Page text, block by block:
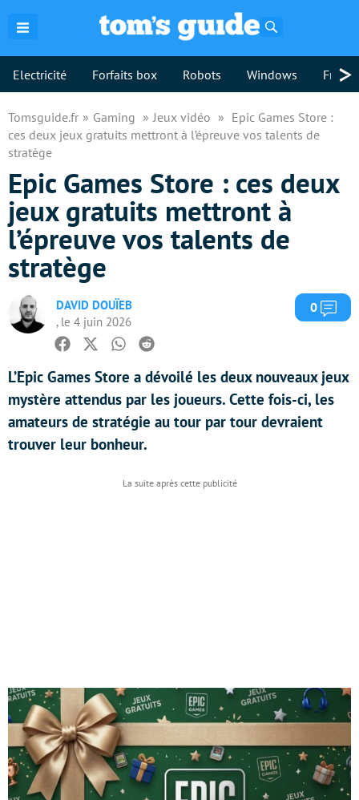
Electricité Forfaits box Robots Windows >
Tomsguide.fr Gaming Jeux vidéo
Epic Games Store :
ces deux jeux gratuits mettront à l’épreuve vos talents de
stratège
Epic Games Store : ces deux
jeux gratuits mettront à
l’épreuve vos talents de
stratège
DAVID DOUÏEB
, le 4 juin 2026
0
Facebook
TwitterWhatsapp
Reddit
L’Epic Games Store a dévoilé les deux nouveaux jeux
mystère attendus par les joueurs. Cette fois-ci, les
amateurs de stratégie au tour par tour devraient
trouver leur bonheur.